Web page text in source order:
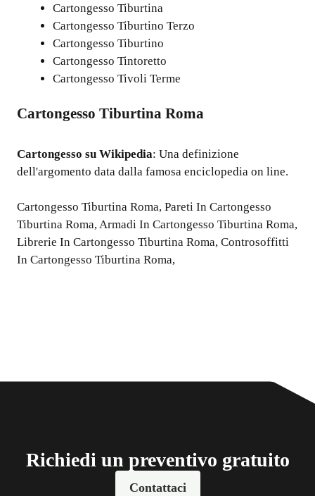
Cartongesso Tiburtina
Cartongesso Tiburtino Terzo
Cartongesso Tiburtino
Cartongesso Tintoretto
Cartongesso Tivoli Terme
Cartongesso Tiburtina Roma
Cartongesso su Wikipedia: Una definizione
dell'argomento data dalla famosa enciclopedia on line.
Cartongesso Tiburtina Roma, Pareti In Cartongesso
Tiburtina Roma,Armadi In Cartongesso Tiburtina Roma,
Librerie In Cartongesso Tiburtina Roma, Controsoffitti
In Cartongesso Tiburtina Roma,
Richiedi un preventivo gratuito
Contattaci